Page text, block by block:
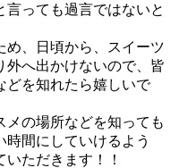
言っても過言ではないと
め、日頃から、スイーツ
外へ出かけないので、皆
どを知れたら嬉しいで
メの場所などを知っても
時間にしていけるよう
ただきます！！